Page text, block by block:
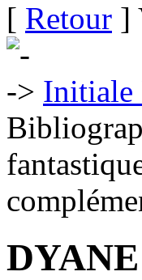
[ Retour ]
Initiale
DYANE